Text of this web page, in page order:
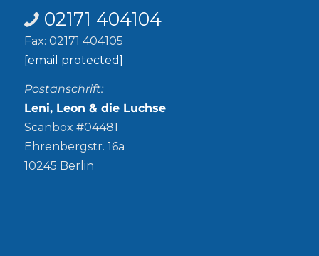
02171 404104
Fax: 02171 404105
[email protected]
Postanschrift:
Leni, Leon & die Luchse
Scanbox #04481
Ehrenbergstr. 16a
10245 Berlin